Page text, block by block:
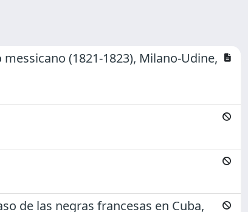
(1821-1823), Milano-Udine,
de las negras francesas en Cuba,